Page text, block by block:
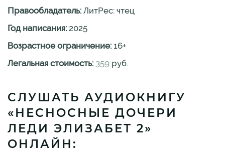
Правообладатель: ЛитРес: чтец
Год написания: 2025
Возрастное ограничение: 16+
Легальная стоимость: 359 руб.
СЛУШАТЬ АУДИОКНИГУ
«НЕСНОСНЫЕ ДОЧЕРИ
ЛЕДИ ЭЛИЗАБЕТ 2»
ОНЛАЙН: